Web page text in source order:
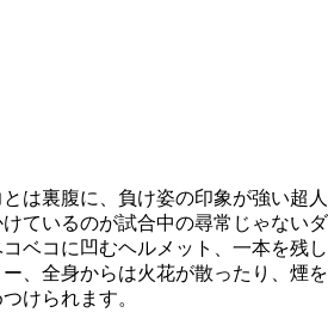
は裏腹に、負け姿の印象が強い超人
ているのが試合中の尋常じゃないダ
ベコに凹むヘルメット、一本を残し
、全身からは火花が散ったり、煙を
けられます。